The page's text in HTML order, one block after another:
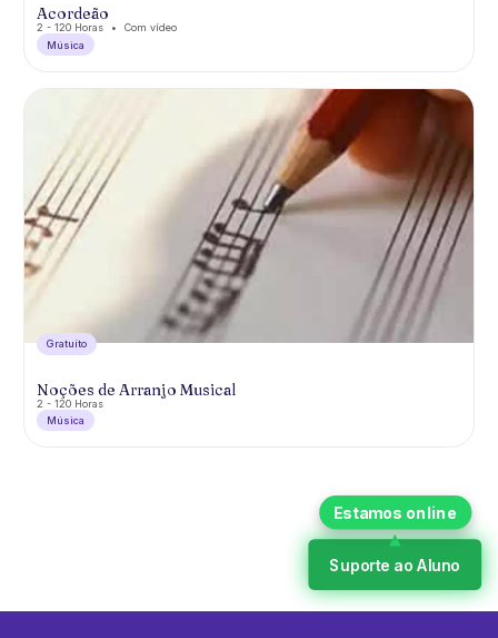
Acordeão
2 - 120 Horas
Com vídeo
Música
Gratuíto
Noções de Arranjo Musical
2 - 120 Horas
Música
Suporte ao Aluno